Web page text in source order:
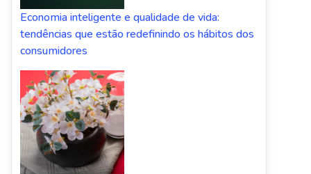
Economia inteligente e qualidade de vida:
tendências que estão redefinindo os hábitos dos
consumidores